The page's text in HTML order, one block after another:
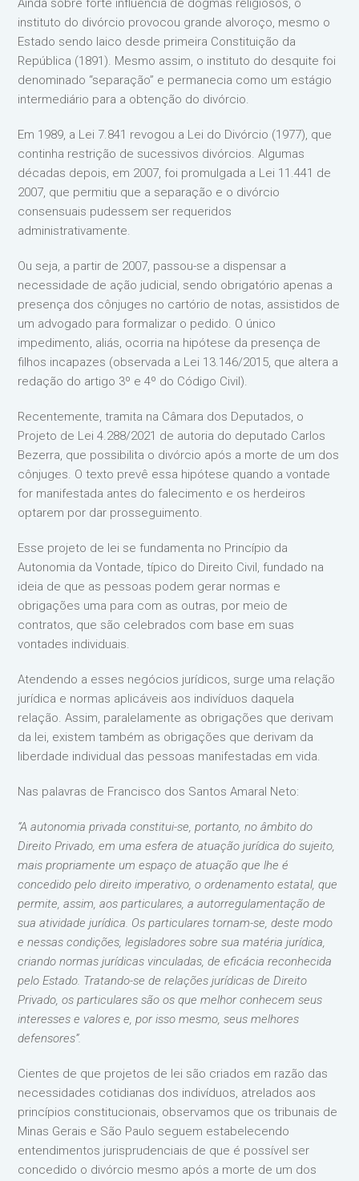
Ainda sobre forte influência de dogmas religiosos, o
instituto do divórcio provocou grande alvoroço, mesmo o
Estado sendo laico desde primeira Constituição da
República (1891). Mesmo assim, o instituto do desquite foi
denominado “separação” e permanecia como um estágio
intermediário para a obtenção do divórcio.
Em 1989, a Lei 7.841 revogou a Lei do Divórcio (1977), que
continha restrição de sucessivos divórcios. Algumas
décadas depois, em 2007, foi promulgada a Lei 11.441 de
2007, que permitiu que a separação e o divórcio
consensuais pudessem ser requeridos
administrativamente.
Ou seja, a partir de 2007, passou-se a dispensar a
necessidade de ação judicial, sendo obrigatório apenas a
presença dos cônjuges no cartório de notas, assistidos de
um advogado para formalizar o pedido. O único
impedimento, aliás, ocorria na hipótese da presença de
filhos incapazes (observada a Lei 13.146/2015, que altera a
redação do artigo 3º e 4º do Código Civil).
Recentemente, tramita na Câmara dos Deputados, o
Projeto de Lei 4.288/2021 de autoria do deputado Carlos
Bezerra, que possibilita o divórcio após a morte de um dos
cônjuges. O texto prevê essa hipótese quando a vontade
for manifestada antes do falecimento e os herdeiros
optarem por dar prosseguimento.
Esse projeto de lei se fundamenta no Princípio da
Autonomia da Vontade, típico do Direito Civil, fundado na
ideia de que as pessoas podem gerar normas e
obrigações uma para com as outras, por meio de
contratos, que são celebrados com base em suas
vontades individuais.
Atendendo a esses negócios jurídicos, surge uma relação
jurídica e normas aplicáveis aos indivíduos daquela
relação. Assim, paralelamente as obrigações que derivam
da lei, existem também as obrigações que derivam da
liberdade individual das pessoas manifestadas em vida.
Nas palavras de Francisco dos Santos Amaral Neto:
“A autonomia privada constitui-se, portanto, no âmbito do
Direito Privado, em uma esfera de atuação jurídica do sujeito,
mais propriamente um espaço de atuação que lhe é
concedido pelo direito imperativo, o ordenamento estatal, que
permite, assim, aos particulares, a autorregulamentação de
sua atividade jurídica. Os particulares tornam-se, deste modo
e nessas condições, legisladores sobre sua matéria jurídica,
criando normas jurídicas vinculadas, de eficácia reconhecida
pelo Estado. Tratando-se de relações jurídicas de Direito
Privado, os particulares são os que melhor conhecem seus
interesses e valores e, por isso mesmo, seus melhores
defensores”.
Cientes de que projetos de lei são criados em razão das
necessidades cotidianas dos indivíduos, atrelados aos
princípios constitucionais, observamos que os tribunais de
Minas Gerais e São Paulo seguem estabelecendo
entendimentos jurisprudenciais de que é possível ser
concedido o divórcio mesmo após a morte de um dos